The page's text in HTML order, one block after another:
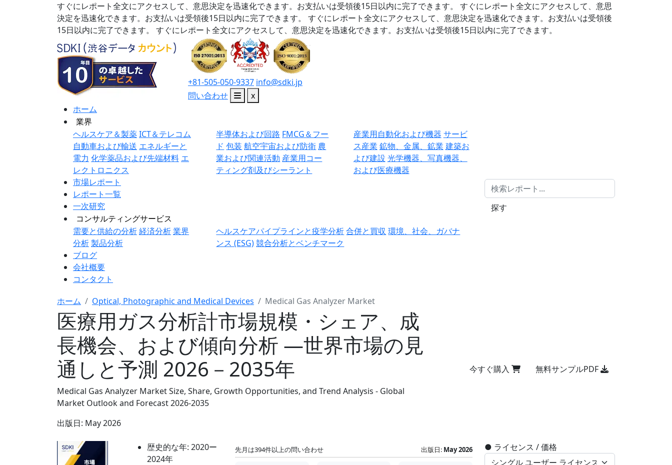
すぐにレポート全文にアクセスして、意思決定を迅速化できます。お支払いは受領後15日以内に完了できます。
すぐにレポート全文にアクセスして、意思
決定を迅速化できます。お支払いは受領後15日以内に完了できます。
すぐにレポート全文にアクセスして、意思決定を迅速化できます。お支払いは受領後
15日以内に完了できます。
すぐにレポート全文にアクセスして、意思決定を迅速化できます。お支払いは受領後15日以内に完了できます。
+81-505-050-9337 info@sdki.jp
問い合わせ
x
ホーム
業界
ヘルスケア＆製薬ICT＆テレコム
自動車および輸送 エネルギーと
電力 化学薬品および先端材料 エ
レクトロニクス
半導体および回路 FMCG＆フー
ド 包装 航空宇宙および防衛 農
業および関連活動 産業用コー
ティング剤及びシーラント
産業用自動化および機器 サービ
ス産業 鉱物、金属、鉱業 建築お
よび建設 光学機器、写真機器、
および医療機器
市場レポート
レポート一覧
一次研究
コンサルティングサービス
需要と供給の分析経済分析業界
分析製品分析
ヘルスケアパイプラインと疫学分析合併と買収 環境、社会、ガバナ
ンス (ESG)競合分析とベンチマーク
ブログ
会社概要
コンタクト
探す
ホーム Optical, Photographic and Medical Devices Medical Gas Analyzer Market
医療用ガス分析計市場規模・シェア、成
長機会、および傾向分析 ―世界市場の見
通しと予測 2026－2035年
Medical Gas Analyzer Market Size, Share, Growth Opportunities, and Trend Analysis - Global
Market Outlook and Forecast 2026-2035
出版日: May 2026
今すぐ購入 無料サンプルPDF
歴史的な年: 2020ー
2024年
先月は394件以上の問い合わせ 出版日: May 2026 ● ライセンス / 価格